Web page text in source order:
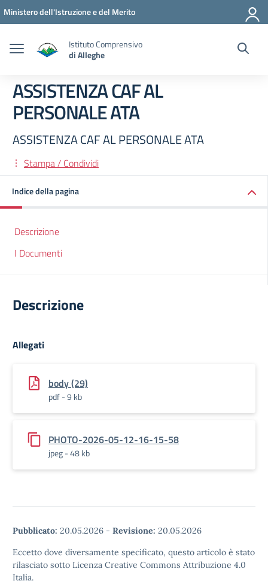
Vai ai contenuti
Vai al menu di navigazione
Vai al footer
Ministero dell'Istruzione e del Merito
Istituto Comprensivo
di Alleghe
ASSISTENZA CAF AL
PERSONALE ATA
ASSISTENZA CAF AL PERSONALE ATA
Stampa / Condividi
Indice della pagina
Descrizione
I Documenti
Descrizione
Allegati
body (29)
pdf - 9 kb
PHOTO-2026-05-12-16-15-58
jpeg - 48 kb
Pubblicato: 20.05.2026 - Revisione: 20.05.2026
Eccetto dove diversamente specificato, questo articolo è stato
rilasciato sotto Licenza Creative Commons Attribuzione 4.0
Italia.